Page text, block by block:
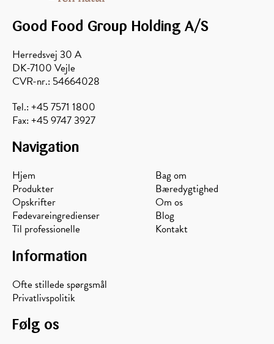
Good Food Group Holding A/S
Herredsvej 30 A
DK-7100 Vejle
CVR-nr.: 54664028
Tel.: +45 7571 1800
Fax: +45 9747 3927
Navigation
Hjem
Produkter
Opskrifter
Fødevareingredienser
Til professionelle
Bag om
Bæredygtighed
Om os
Blog
Kontakt
Information
Ofte stillede spørgsmål
Privatlivspolitik
Følg os